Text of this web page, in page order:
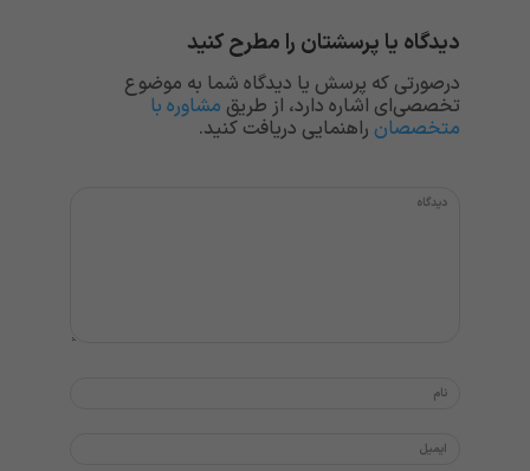
دیدگاه یا پرسشتان را مطرح کنید
درصورتی که پرسش یا دیدگاه شما به موضوع
تخصصی‌ای اشاره دارد، از طریق مشاوره با
متخصصان راهنمایی دریافت کنید.